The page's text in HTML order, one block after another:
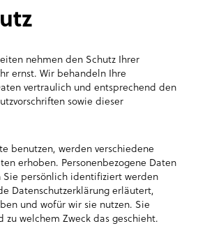
nehmen den Schutz Ihrer
ernst. Wir behandeln Ihre
vertraulich und entsprechend den
sowie dieser
benutzen, werden verschiedene
erhoben. Personenbezogene Daten
persönlich identifiziert werden
Datenschutzerklärung erläutert,
und wofür wir sie nutzen. Sie
welchem Zweck das geschieht.